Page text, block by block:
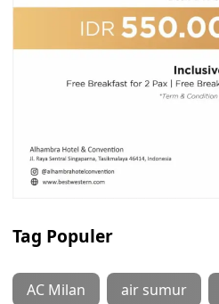
Tag Populer
AC Milan air sumur